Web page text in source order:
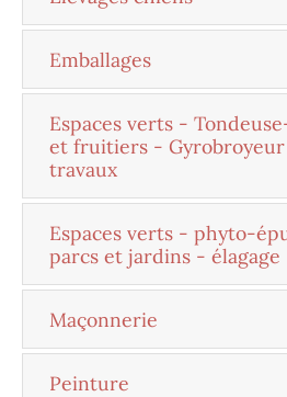
Emballages
Espaces verts -
et fruitiers -
travaux
Espaces verts - phyto-
parcs et jardins - élagage
Maçonnerie
Peinture